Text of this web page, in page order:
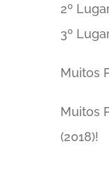
2º
3º
Muitos
Muitos
(2018)!